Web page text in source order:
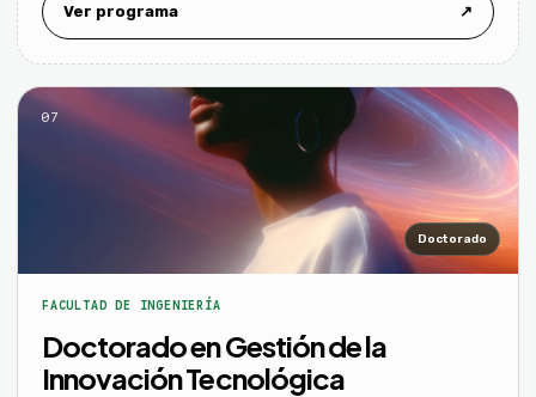
Ver programa ↗
07
Doctorado
FACULTAD DE INGENIERÍA
Doctorado en Gestión de la
Innovación Tecnológica